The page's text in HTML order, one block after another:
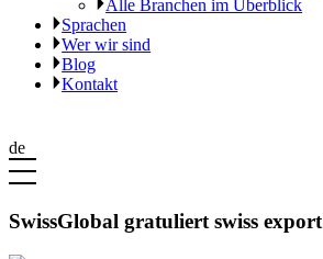
Alle Branchen im Überblick
Sprachen
Wer wir sind
Blog
Kontakt
de
SwissGlobal gratuliert swiss export